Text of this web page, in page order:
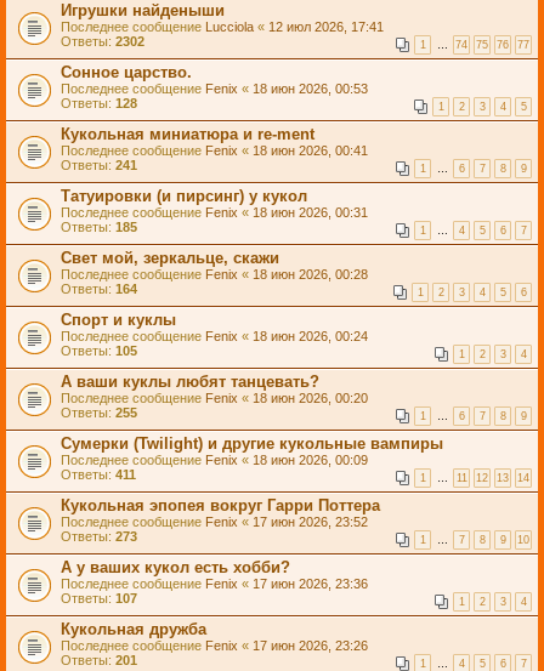
Игрушки найденыши
Последнее сообщение Lucciola « 12 июл 2026, 17:41
Ответы: 2302 1 … 74 75 76 77
Сонное царство.
Последнее сообщение Fenix « 18 июн 2026, 00:53
Ответы: 128 1 2 3 4 5
Кукольная миниатюра и re-ment
Последнее сообщение Fenix « 18 июн 2026, 00:41
Ответы: 241 1 … 6 7 8 9
Татуировки (и пирсинг) у кукол
Последнее сообщение Fenix « 18 июн 2026, 00:31
Ответы: 185 1 … 4 5 6 7
Свет мой, зеркальце, скажи
Последнее сообщение Fenix « 18 июн 2026, 00:28
Ответы: 164 1 2 3 4 5 6
Спорт и куклы
Последнее сообщение Fenix « 18 июн 2026, 00:24
Ответы: 105 1 2 3 4
А ваши куклы любят танцевать?
Последнее сообщение Fenix « 18 июн 2026, 00:20
Ответы: 255 1 … 6 7 8 9
Сумерки (Twilight) и другие кукольные вампиры
Последнее сообщение Fenix « 18 июн 2026, 00:09
Ответы: 411 1 … 11 12 13 14
Кукольная эпопея вокруг Гарри Поттера
Последнее сообщение Fenix « 17 июн 2026, 23:52
Ответы: 273 1 … 7 8 9 10
А у ваших кукол есть хобби?
Последнее сообщение Fenix « 17 июн 2026, 23:36
Ответы: 107 1 2 3 4
Кукольная дружба
Последнее сообщение Fenix « 17 июн 2026, 23:26
Ответы: 201 1 … 4 5 6 7